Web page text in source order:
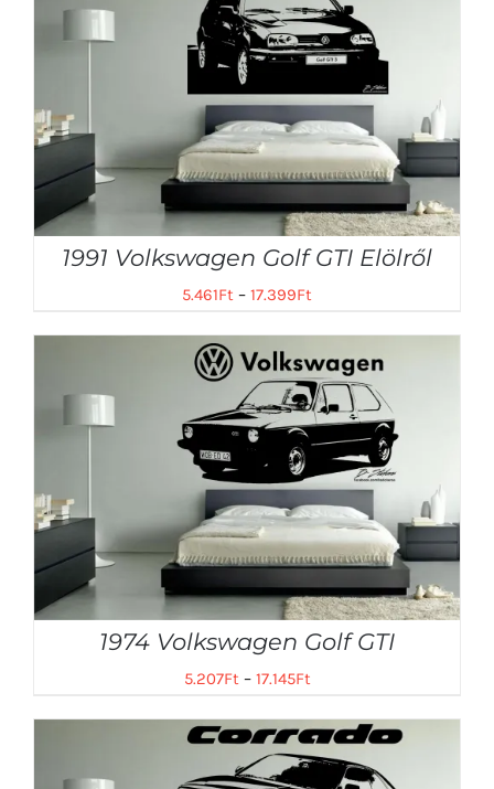
1991 Volkswagen Golf GTI Elölről
5.461Ft – 17.399Ft
1974 Volkswagen Golf GTI
5.207Ft– 17.145Ft